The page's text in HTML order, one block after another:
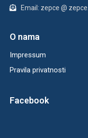
Email: zepce @
O nama
Impressum
Pravila privatnosti
Facebook